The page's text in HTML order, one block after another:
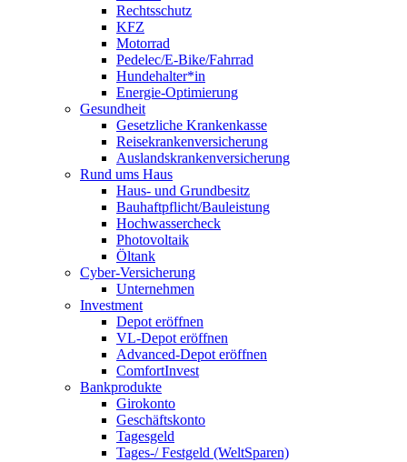
Rechtsschutz
KFZ
Motorrad
Pedelec/E-Bike/Fahrrad
Hundehalter*in
Energie-Optimierung
Gesundheit
Gesetzliche Krankenkasse
Reisekrankenversicherung
Auslandskrankenversicherung
Rund ums Haus
Haus- und Grundbesitz
Bauhaftpflicht/Bauleistung
Hochwassercheck
Photovoltaik
Öltank
Cyber-Versicherung
Unternehmen
Investment
Depot eröffnen
VL-Depot eröffnen
Advanced-Depot eröffnen
ComfortInvest
Bankprodukte
Girokonto
Geschäftskonto
Tagesgeld
Tages-/ Festgeld (WeltSparen)